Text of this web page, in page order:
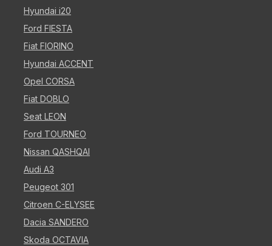
Hyundai i20
Ford FIESTA
Fiat FIORINO
Hyundai ACCENT
Opel CORSA
Fiat DOBLO
Seat LEON
Ford TOURNEO
Nissan QASHQAI
Audi A3
Peugeot 301
Citroen C-ELYSEE
Dacia SANDERO
Skoda OCTAVIA